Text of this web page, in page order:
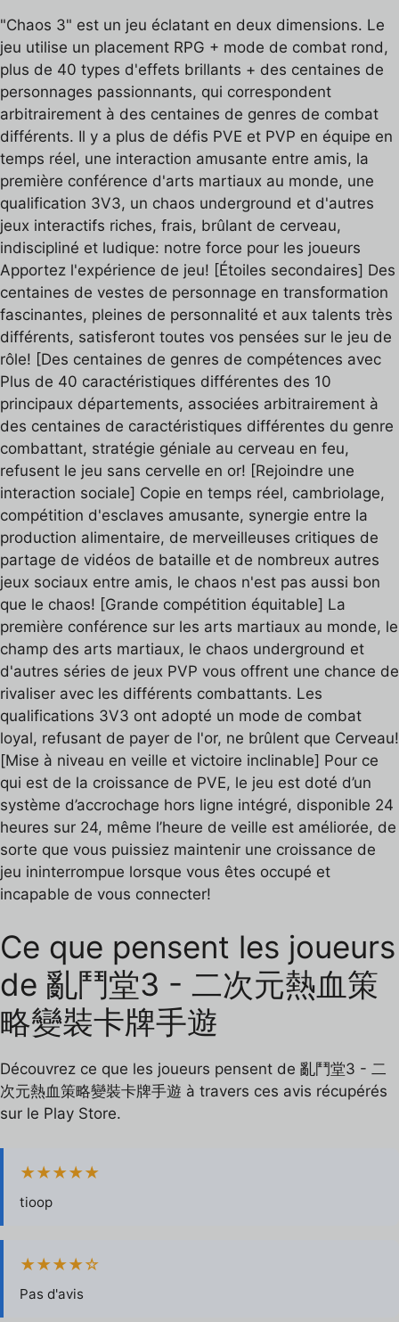
"Chaos 3" est un jeu éclatant en deux dimensions. Le
jeu utilise un placement RPG + mode de combat rond,
plus de 40 types d'effets brillants + des centaines de
personnages passionnants, qui correspondent
arbitrairement à des centaines de genres de combat
différents. Il y a plus de défis PVE et PVP en équipe en
temps réel, une interaction amusante entre amis, la
première conférence d'arts martiaux au monde, une
qualification 3V3, un chaos underground et d'autres
jeux interactifs riches, frais, brûlant de cerveau,
indiscipliné et ludique: notre force pour les joueurs
Apportez l'expérience de jeu! [Étoiles secondaires] Des
centaines de vestes de personnage en transformation
fascinantes, pleines de personnalité et aux talents très
différents, satisferont toutes vos pensées sur le jeu de
rôle! [Des centaines de genres de compétences avec
Plus de 40 caractéristiques différentes des 10
principaux départements, associées arbitrairement à
des centaines de caractéristiques différentes du genre
combattant, stratégie géniale au cerveau en feu,
refusent le jeu sans cervelle en or! [Rejoindre une
interaction sociale] Copie en temps réel, cambriolage,
compétition d'esclaves amusante, synergie entre la
production alimentaire, de merveilleuses critiques de
partage de vidéos de bataille et de nombreux autres
jeux sociaux entre amis, le chaos n'est pas aussi bon
que le chaos! [Grande compétition équitable] La
première conférence sur les arts martiaux au monde, le
champ des arts martiaux, le chaos underground et
d'autres séries de jeux PVP vous offrent une chance de
rivaliser avec les différents combattants. Les
qualifications 3V3 ont adopté un mode de combat
loyal, refusant de payer de l'or, ne brûlent que Cerveau!
[Mise à niveau en veille et victoire inclinable] Pour ce
qui est de la croissance de PVE, le jeu est doté d’un
système d’accrochage hors ligne intégré, disponible 24
heures sur 24, même l’heure de veille est améliorée, de
sorte que vous puissiez maintenir une croissance de
jeu ininterrompue lorsque vous êtes occupé et
incapable de vous connecter!
Ce que pensent les joueurs
de 亂鬥堂3 - 二次元熱血策
略變裝卡牌手遊
Découvrez ce que les joueurs pensent de 亂鬥堂3 - 二
次元熱血策略變裝卡牌手遊 à travers ces avis récupérés
sur le Play Store.
★★★★★
tioop
★★★★☆
Pas d'avis